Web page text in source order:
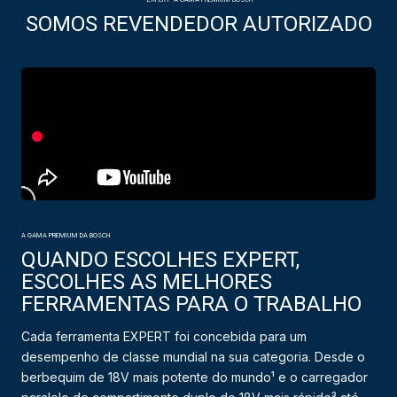
SOMOS REVENDEDOR AUTORIZADO
A GAMA PREMIUM DA BOSCH
QUANDO ESCOLHES EXPERT,
ESCOLHES AS MELHORES
FERRAMENTAS PARA O TRABALHO
Cada ferramenta EXPERT foi concebida para um
desempenho de classe mundial na sua categoria. Desde o
berbequim de 18V mais potente do mundo¹ e o carregador